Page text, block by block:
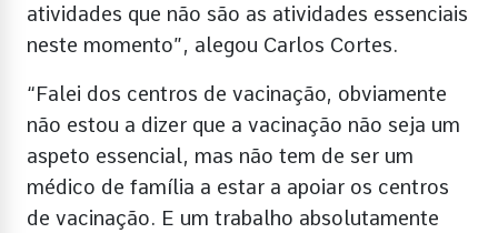
atividades que não são as atividades essenciais
neste momento”, alegou Carlos Cortes.
“Falei dos centros de vacinação, obviamente
não estou a dizer que a vacinação não seja um
aspeto essencial, mas não tem de ser um
médico de família a estar a apoiar os centros
de vacinação. E um trabalho absolutamente